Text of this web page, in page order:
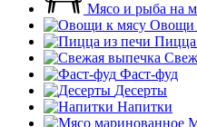
Мясо и рыба на
Овощи
Пицца
Фаст-фуд
Десерты
Напитки